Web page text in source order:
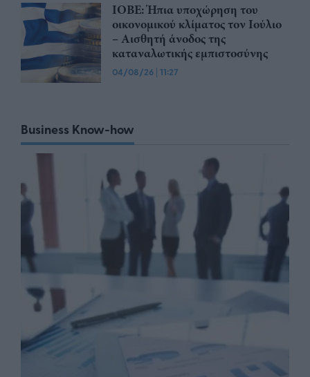
ΙΟΒΕ: Ήπια υποχώρηση του
οικονομικού κλίματος τον Ιούλιο
– Αισθητή άνοδος της
καταναλωτικής εμπιστοσύνης
04/08/26 | 11:27
Business Know-how